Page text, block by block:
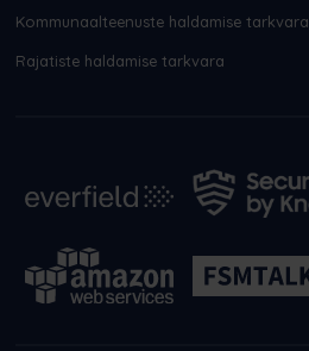
Kommunaalteenuste haldamise tarkvara
Rajatiste haldamise tarkvara